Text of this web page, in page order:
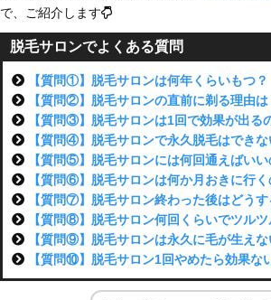
で、ご紹介します
脱毛サロンでよくある質問
【質問①】脱毛サロンは何年くらいもつ？
【質問②】脱毛サロンの直前に剃る理由は
【質問③】脱毛サロンは1回で効果が出る
【質問④】脱毛サロンで永久脱毛はできな
【質問⑤】脱毛サロンには何回通えばいい
【質問⑥】脱毛サロンは何か月おきに行く
【質問⑦】脱毛サロン終わった後はどうす
【質問⑧】脱毛サロン何回くらいでツルツ
【質問⑨】脱毛サロンは永久に毛が生えな
【質問⑩】脱毛サロン1回やめたら効果な